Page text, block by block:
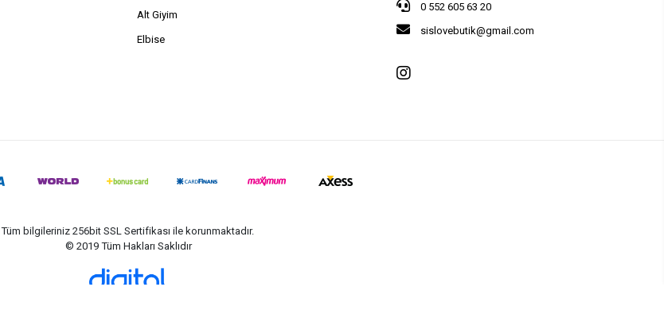
Alt Giyim
Elbise
0 552 605 63 20
sislovebutik@gmail.com
Tüm bilgileriniz 256bit SSL Sertifikası ile korunmaktadır.
© 2019Tüm Hakları Saklıdır